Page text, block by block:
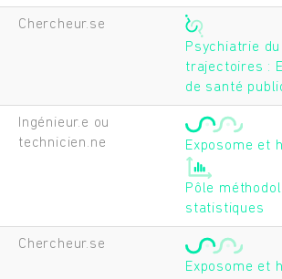
Chercheur.se
Psychiatrie
trajectoires :
de santé
Ingénieur.e ou
technicien.ne
Exposome et
Pôle
statistiques
Chercheur.se
Exposome et